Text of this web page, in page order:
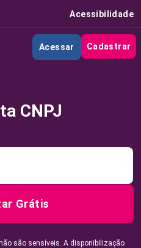
Acessibilidade
Acessar Cadastrar
CNPJ
Grátis
são sensíveis. A disponibilização